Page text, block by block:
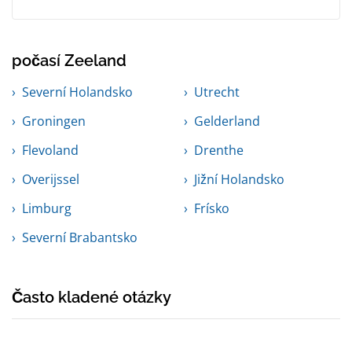
počasí Zeeland
Severní Holandsko
Utrecht
Groningen
Gelderland
Flevoland
Drenthe
Overijssel
Jižní Holandsko
Limburg
Frísko
Severní Brabantsko
Často kladené otázky